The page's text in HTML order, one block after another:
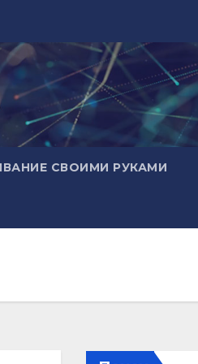
СВОИМИ РУКАМИ